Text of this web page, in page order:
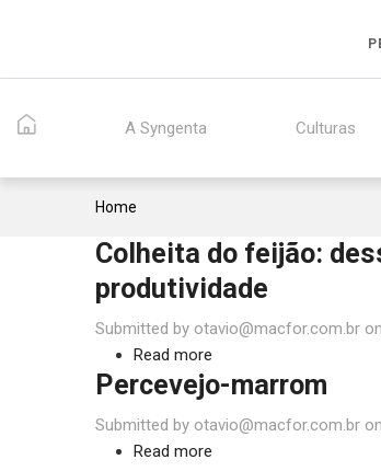
A Syngenta Culturas
Breadcrumb
Home
Colheita do feijão:
produtividade
Submitted by otavio@macfor.com.br on
Read more
Colheita
feijão:
Percevejo-marrom
Submitted by otavio@macfor.com.br on
Read more